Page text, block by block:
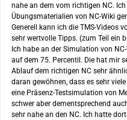
nahe an dem vom richtigen NC.
Übungsmaterialien von NC-Wiki
Generell kann ich die TMS-Videos
sehr wertvolle Tipps. (zum Teil ein
Ich habe an der Simulation von
auf dem 75. Percentil. Die hat mir
Ablauf dem richtigen NC sehr
daran gewöhnen, dass es sehr
eine Präsenz-Testsimulation von
schwer aber dementsprechend
sehr nahe an den NC. Ich hatte